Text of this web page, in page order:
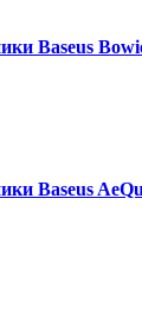
Baseus
Baseus